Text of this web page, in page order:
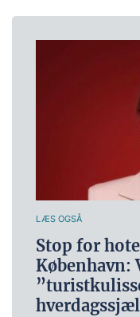
LÆS OGSÅ
Stop for
København: